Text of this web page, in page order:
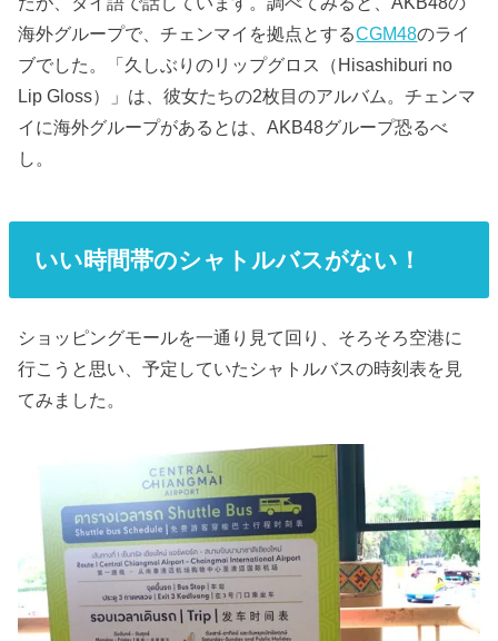
海外グループで、チェンマイを拠点とするCGM48のライ
ブでした。「久しぶりのリップグロス（Hisashiburi no
Lip Gloss）」は、彼女たちの2枚目のアルバム。チェンマ
イに海外グループがあるとは、AKB48グループ恐るべ
し。
いい時間帯のシャトルバスがない！
ショッピングモールを一通り見て回り、そろそろ空港に
行こうと思い、予定していたシャトルバスの時刻表を見
てみました。